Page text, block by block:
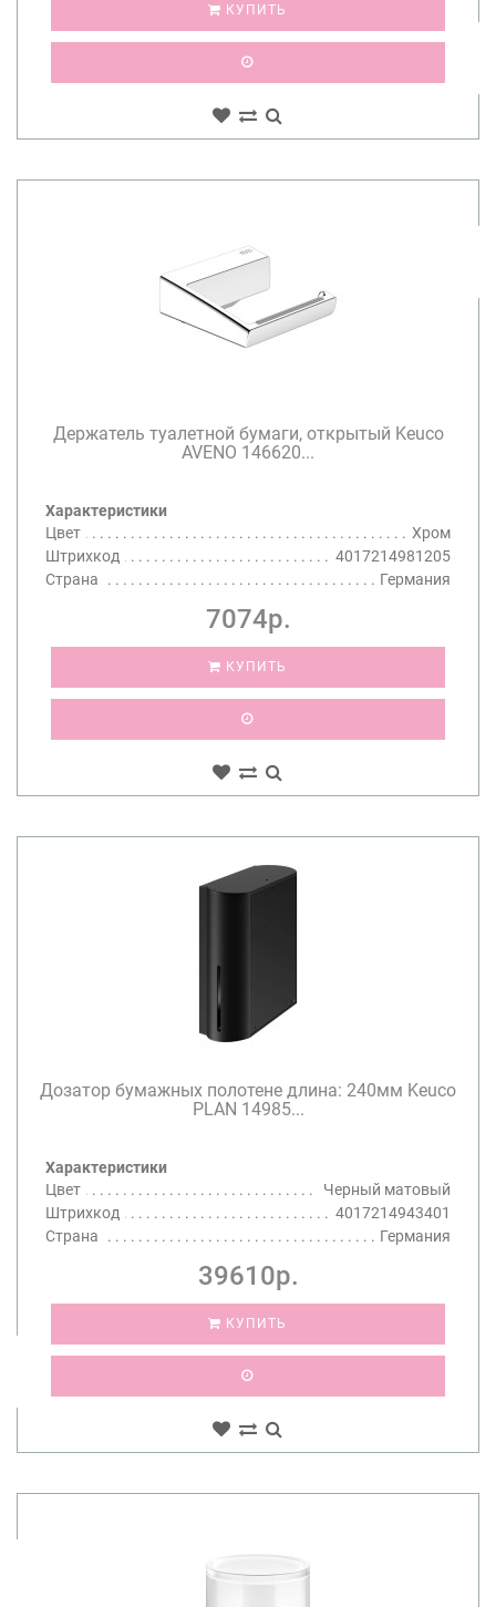
КУПИТЬ
Держатель туалетной бумаги, открытый Keuco
AVENO 146620...
Характеристики
Цвет
Хром
Штрихкод
4017214981205
Страна
Германия
7074р.
КУПИТЬ
Дозатор бумажных полотене длина: 240мм Keuco
PLAN 14985...
Характеристики
Цвет
Черный матовый
Штрихкод
4017214943401
Страна
Германия
39610р.
КУПИТЬ